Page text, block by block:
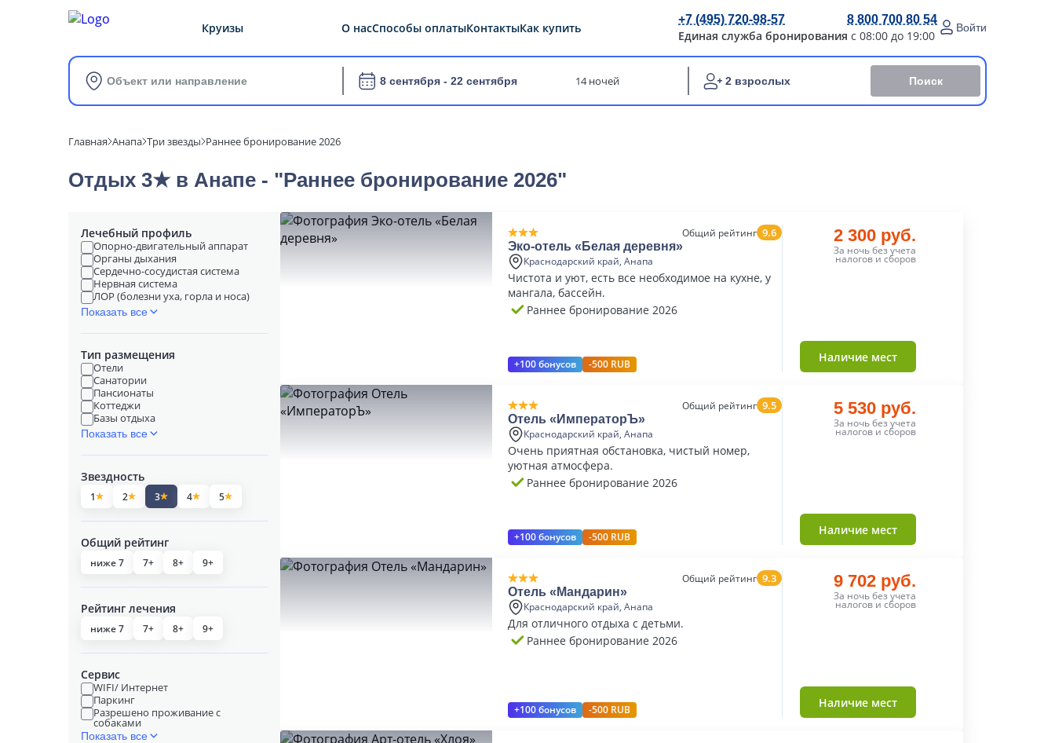
Круизы О насСпособы оплатыКонтактыКак купить
+7 (495) 720-98-57 8 800 700 80 54
Единая служба бронирования с 08:00 до 19:00
Войти
Объект или направление 8 сентября - 22 сентября 14 ночей 2 взрослых Поиск
Главная Анапа Три звезды Раннее бронирование 2026
Отдых 3★ в Анапе - "Раннее бронирование 2026"
Лечебный профиль
Опорно-двигательный аппарат
Органы дыхания
Сердечно-сосудистая система
Нервная система
ЛОР (болезни уха, горла и носа)
Показать все
Тип размещения
Отели
Санатории
Пансионаты
Коттеджи
Базы отдыха
Показать все
Звездность
1 2 3 4 5
Общий рейтинг
ниже 7 7+ 8+ 9+
Рейтинг лечения
ниже 7 7+ 8+ 9+
Сервис
WIFI/ Интернет
Паркинг
Разрешено проживание с
собаками
Показать все
Общий рейтинг 9.6
Эко-отель «Белая деревня»
Краснодарский край, Анапа
Чистота и уют, есть все необходимое на кухне, у
мангала, бассейн.
Раннее бронирование 2026
+100 бонусов -500 RUB
2 300 руб.
За ночь без учета
налогов и сборов
Наличие мест
Общий рейтинг 9.5
Отель «ИмператорЪ»
Краснодарский край, Анапа
Очень приятная обстановка, чистый номер,
уютная атмосфера.
Раннее бронирование 2026
+100 бонусов -500 RUB
5 530 руб.
За ночь без учета
налогов и сборов
Наличие мест
Общий рейтинг 9.3
Отель «Мандарин»
Краснодарский край, Анапа
Для отличного отдыха с детьми.
Раннее бронирование 2026
+100 бонусов -500 RUB
9 702 руб.
За ночь без учета
налогов и сборов
Наличие мест